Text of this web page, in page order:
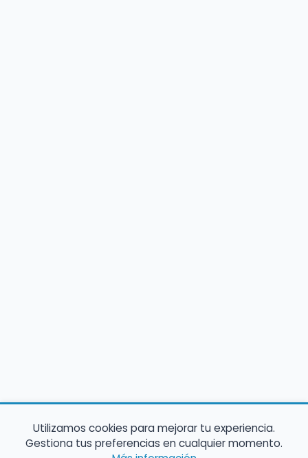
Utilizamos cookies para mejorar tu experiencia.
Gestiona tus preferencias en cualquier momento.